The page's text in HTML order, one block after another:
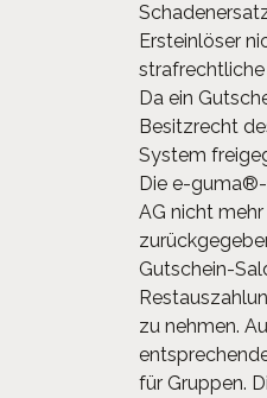
Ersteinlöser
strafrechtliche
Da ein
Besitzrecht
System
Die e-guma®-
AG nicht
Gutschein-
zu nehmen.
für Gruppen.